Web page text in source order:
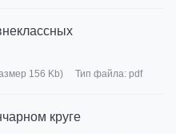
156 Kb) Тип файла:pdf
круге